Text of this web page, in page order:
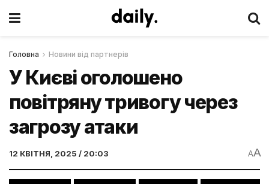
Головна Новини від партнерів
У Києві оголошено
повітряну тривогу через
загрозу атаки
12 КВІТНЯ, 2025 / 20:03 AA